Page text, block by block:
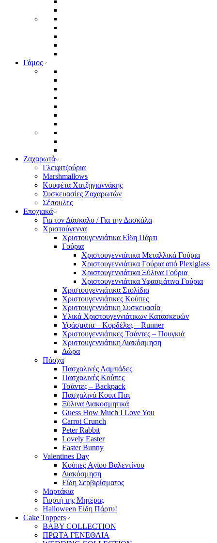
Γάμος
Ζαχαρωτά
Γλειφιτζούρια
Marshmallows
Κουφέτα Χατζηγιαννάκης
Συσκευασίες Ζαχαρωτών
Σέσουλες
Εποχιακά
Για τον Δάσκαλο / Για την Δασκάλα
Χριστούγεννα
Χριστουγεννιάτικα Είδη Πάρτι
Γούρια
Χριστουγεννιάτικα Μεταλλικά Γούρια
Χριστουγεννιάτικα Γούρια από Plexiglass
Χριστουγεννιάτικα Ξύλινα Γούρια
Χριστουγεννιάτικα Υφασμάτινα Γούρια
Χριστουγεννιάτικα Στολίδια
Χριστουγεννιάτικες Κούπες
Χριστουγεννιάτικη Συσκευασία
Υλικά Χριστουγεννιάτικων Κατασκευών
Υφάσματα – Κορδέλες – Runner
Χριστουγεννιάτικες Τσάντες – Πουγκιά
Χριστουγεννιάτικη Διακόσμηση
Δώρα
Πάσχα
Πασχαλινές Λαμπάδες
Πασχαλινές Κούπες
Τσάντες – Backpack
Πασχαλινά Κουπ Πατ
Ξύλινα Διακοσμητικά
Guess How Much I Love You
Carrot Crunch
Peter Rabbit
Lovely Easter
Easter Bunny
Valentines Day
Κούπες Aγίου Βαλεντίνου
Διακόσμηση
Είδη Σερβιρίσματος
Μαρτάκια
Γιορτή της Μητέρας
Halloween Είδη Πάρτυ!
Cake Toppers
BABY COLLECTION
ΠΡΩΤΑ ΓΕΝΕΘΛΙΑ